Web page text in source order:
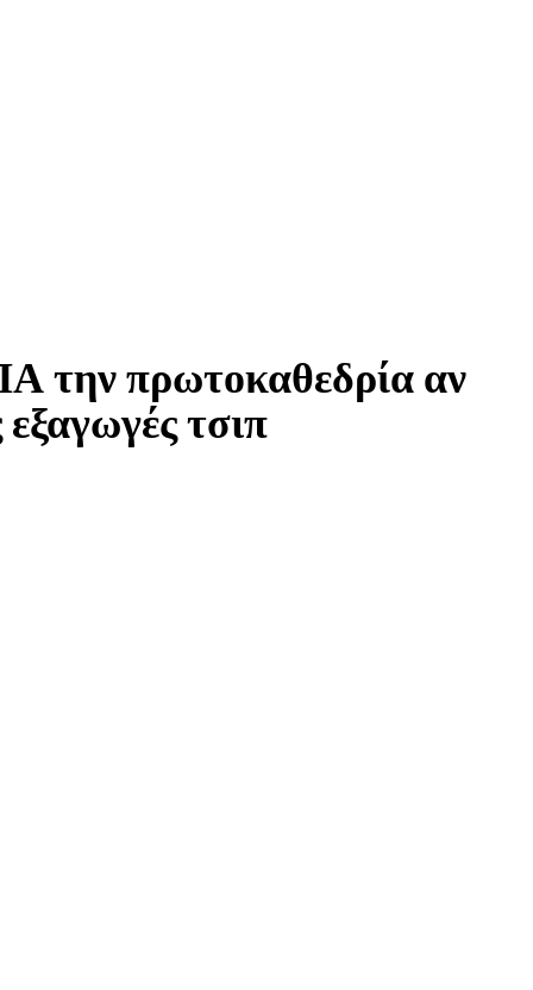
την πρωτοκαθεδρία αν
τσιπ